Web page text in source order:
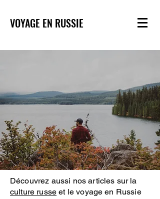
VOYAGE EN RUSSIE
Découvrez aussi nos articles sur la
culture russe et le voyage en Russie